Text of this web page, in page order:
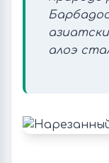
алоэ